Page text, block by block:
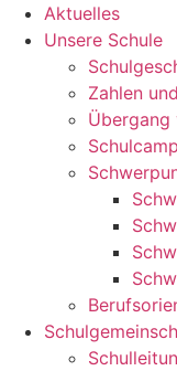
Aktuelles
Unsere Schule
Zahlen
Übergang